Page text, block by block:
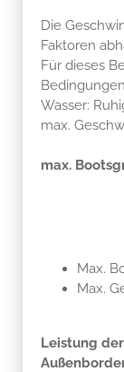
Die
Faktoren
Für dieses
Wasser:
max.
max.
Max.
Max.
Leistung